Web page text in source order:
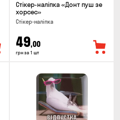
Стікер-наліпка «Донт пуш зе
хорсес»
Стікер-наліпка
49,00
грн за 1 шт